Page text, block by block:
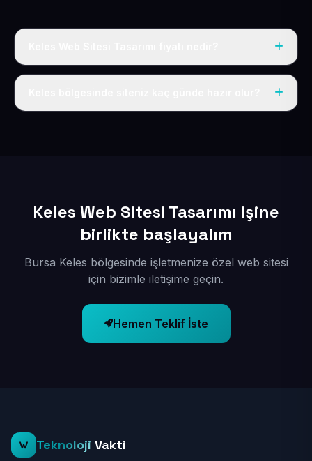
Tek fiyat uygulanır: yıllık 50 USD + KDV. Bu bedele alan
Keles Web Sitesi Tasarımı işine
birlikte başlayalım
Bursa Keles bölgesinde işletmenize özel web sitesi
için bizimle iletişime geçin.
Hemen Teklif İste
Teknoloji Vakti